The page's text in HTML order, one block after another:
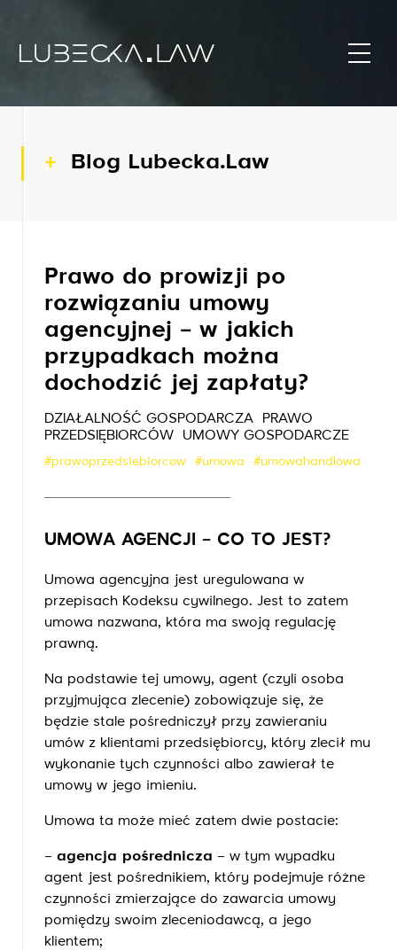
Blog Lubecka.Law
Prawo do prowizji po
rozwiązaniu umowy
agencyjnej – w jakich
przypadkach można
dochodzić jej zapłaty?
DZIAŁALNOŚĆ GOSPODARCZA
PRAWO
PRZEDSIĘBIORCÓW
UMOWY GOSPODARCZE
#prawoprzedsiebiorcow #umowa #umowahandlowa
UMOWA AGENCJI – CO TO JEST?
Umowa agencyjna jest uregulowana w
przepisach Kodeksu cywilnego. Jest to zatem
umowa nazwana, która ma swoją regulację
prawną.
Na podstawie tej umowy, agent (czyli osoba
przyjmująca zlecenie) zobowiązuje się, że
będzie stale pośredniczył przy zawieraniu
umów z klientami przedsiębiorcy, który zlecił mu
wykonanie tych czynności albo zawierał te
umowy w jego imieniu.
Umowa ta może mieć zatem dwie postacie:
– agencja pośrednicza – w tym wypadku
agent jest pośrednikiem, który podejmuje różne
czynności zmierzające do zawarcia umowy
pomiędzy swoim zleceniodawcą, a jego
klientem;